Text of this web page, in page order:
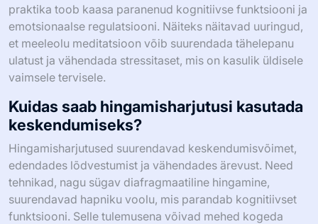
praktika toob kaasa paranenud kognitiivse funktsiooni ja
emotsionaalse regulatsiooni. Näiteks näitavad uuringud,
et meeleolu meditatsioon võib suurendada tähelepanu
ulatust ja vähendada stressitaset, mis on kasulik üldisele
vaimsele tervisele.
Kuidas saab hingamisharjutusi kasutada
keskendumiseks?
Hingamisharjutused suurendavad keskendumisvõimet,
edendades lõdvestumist ja vähendades ärevust. Need
tehnikad, nagu sügav diafragmaatiline hingamine,
suurendavad hapniku voolu, mis parandab kognitiivset
funktsiooni. Selle tulemusena võivad mehed kogeda